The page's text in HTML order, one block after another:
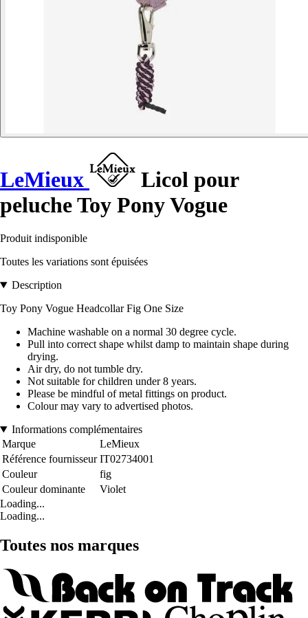
LeMieux
Licol pour
peluche Toy Pony Vogue
Produit indisponible
Toutes les variations sont épuisées
Description
Toy Pony Vogue Headcollar Fig One Size
Machine washable on a normal 30 degree cycle.
Pull into correct shape whilst damp to maintain shape during
drying.
Air dry, do not tumble dry.
Not suitable for children under 8 years.
Please be mindful of metal fittings on product.
Colour may vary to advertised photos.
Informations complémentaires
Marque
LeMieux
Référence fournisseur IT02734001
Couleur
fig
Couleur dominante
Violet
Loading...
Loading...
Toutes nos marques